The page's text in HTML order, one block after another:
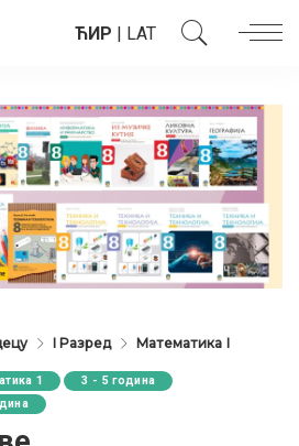
ЋИР | LAT
I Разред Математика I
1
3 - 5 година